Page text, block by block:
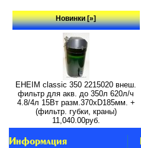
Новинки [»]
EHEIM classic 350 2215020 внеш.
фильтр для акв. до 350л 620л/ч
4.8/4л 15Вт разм.370хD185мм. +
(фильтр. губки, краны)
11,040.00руб.
Информация